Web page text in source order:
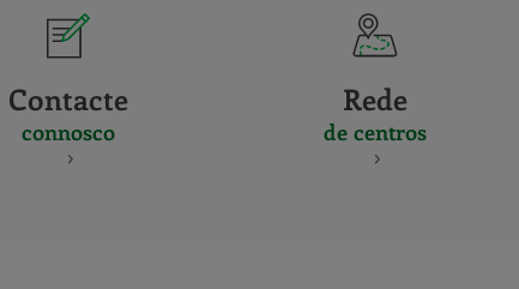
Contacte
connosco
Rede
de centros